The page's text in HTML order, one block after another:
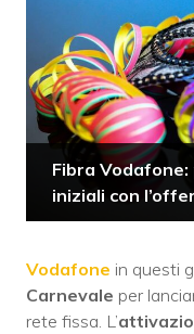
Fibra
iniziali con
Vodafone in questi
Carnevale per
rete fissa. L’